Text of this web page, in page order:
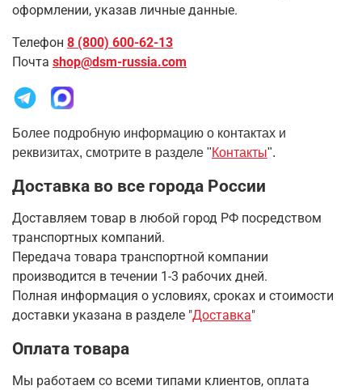
оформлении, указав личные данные.
Телефон 8 (800) 600-62-13
Почта shop@dsm-russia.com
Более подробную информацию о контактах и
реквизитах, смотрите в разделе "Контакты".
Доставка во все города России
Доставляем товар в любой город РФ посредством
транспортных компаний.
Передача товара транспортной компании
производится в течении 1-3 рабочих дней.
Полная информация о условиях, сроках и стоимости
доставки указана в разделе "Доставка"
Оплата товара
Мы работаем со всеми типами клиентов, оплата